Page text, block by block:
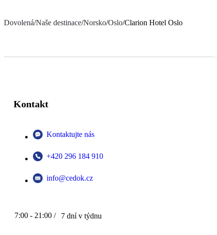
Dovolená/Naše destinace/Norsko/Oslo/Clarion Hotel Oslo
Kontakt
Kontaktujte nás
+420 296 184 910
info@cedok.cz
7:00 - 21:00 / 7 dní v týdnu